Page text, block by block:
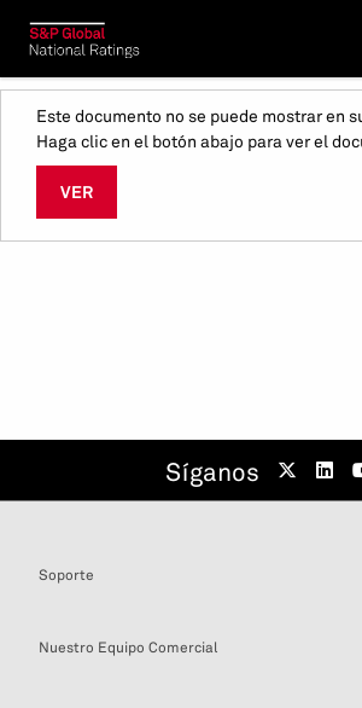
Este documento no se puede mostrar en
Haga clic en el botón abajo para ver el
VER
Síganos
Soporte
Nuestro Equipo Comercial